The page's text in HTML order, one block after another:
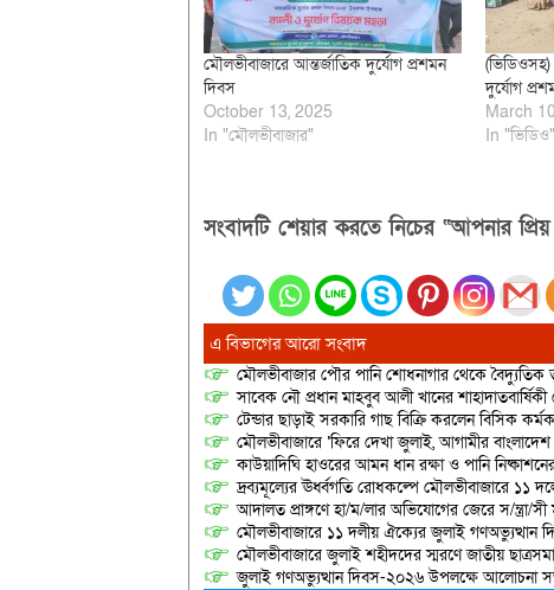
মৌলভীবাজারে আন্তর্জাতিক দুর্যোগ প্রশমন
দিবস
October 13, 2025
In "মৌলভীবাজার"
(ভিডিওসহ)
দুর্যোগ
March
In "ভিডিও"
সংবাদটি শেয়ার করতে নিচের “আপনার
এ বিভাগের আরো সংবাদ
মৌলভীবাজার পৌর পানি শোধনাগার থেকে বৈদ্যুতিক
সাবেক নৌ প্রধান মাহবুব আলী খানের
টেন্ডার ছাড়াই সরকারি গাছ বিক্রি করলেন বিসিক
মৌলভীবাজারে ‘ফিরে দেখা জুলাই, আগামীর
কাউয়াদিঘি হাওরের আমন ধান রক্ষা ও পানি
দ্রব্যমূল্যের ঊর্ধ্বগতি রোধকল্পে মৌলভীবাজারে ১১
আদালত প্রাঙ্গণে হা/ম/লার অভিযোগের জেরে স/ন্ত্রা/
মৌলভীবাজারে ১১ দলীয় ঐক্যের জুলাই গণঅভ্যুত্থান
মৌলভীবাজারে জুলাই শহীদদের স্মরণে জাতীয়
জুলাই গণঅভ্যুত্থান দিবস-২০২৬ উপলক্ষে আলোচনা